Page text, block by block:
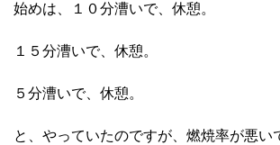
始めは、１０分漕いで、休憩。
１５分漕いで、休憩。
５分漕いで、休憩。
と、やっていたのですが、燃焼率が悪い